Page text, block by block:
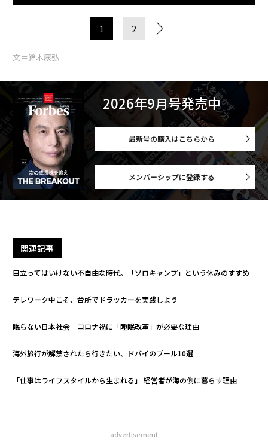
1 2
文＝鈴木康弘
2026年9月号発売中
最新号の購入はこちらから
メンバーシップに登録する
関連記事
目立ってはいけない不自由な時代。「ソロキャンプ」という休みのすすめ
テレワーク中こそ、台所でドラッカーを実践しよう
眠らない日本社会 コロナ禍に「睡眠改革」が必要な理由
海外旅行が解禁されたら行きたい、ドバイのプール10選
「仕事はライフスタイルから生まれる」 経営者が海の側に暮らす理由
advertisement